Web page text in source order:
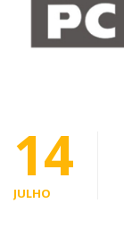
14
JULHO